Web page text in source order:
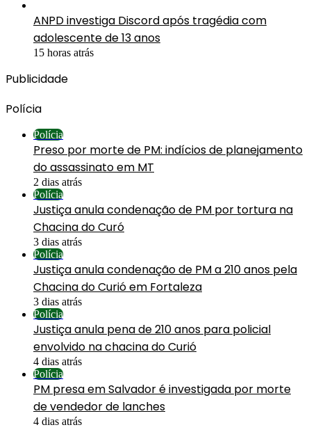
ANPD investiga Discord após tragédia com
adolescente de 13 anos
15 horas atrás
Publicidade
Polícia
Polícia
Preso por morte de PM: indícios de planejamento
do assassinato em MT
2 dias atrás
Polícia
Justiça anula condenação de PM por tortura na
Chacina do Curó
3 dias atrás
Polícia
Justiça anula condenação de PM a 210 anos pela
Chacina do Curió em Fortaleza
3 dias atrás
Polícia
Justiça anula pena de 210 anos para policial
envolvido na chacina do Curió
4 dias atrás
Polícia
PM presa em Salvador é investigada por morte
de vendedor de lanches
4 dias atrás